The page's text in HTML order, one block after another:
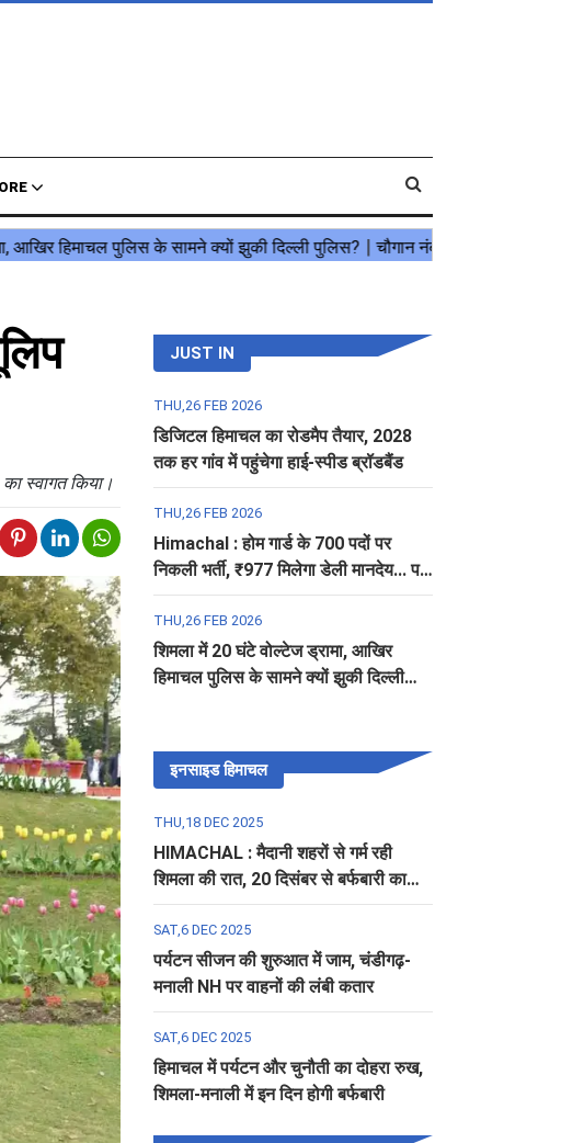
स्वागत किया।
JUST IN
THU,26 FEB 2026
डिजिटल हिमाचल का रोडमैप तैयार, 2028
तक हर गांव में पहुंचेगा हाई-स्पीड ब्रॉडबैंड
THU,26 FEB 2026
Himachal : होम गार्ड के 700 पदों पर
निकली भर्ती, ₹977 मिलेगा डेली मानदेय... पढ़ें
पूरी डिटेल
THU,26 FEB 2026
शिमला में 20 घंटे वोल्टेज ड्रामा, आखिर
हिमाचल पुलिस के सामने क्यों झुकी दिल्ली
इनसाइड हिमाचल
THU,18 DEC 2025
HIMACHAL : मैदानी शहरों से गर्म रही
शिमला की रात, 20 दिसंबर से बर्फबारी का
अलर्ट
SAT,6 DEC 2025
पर्यटन सीजन की शुरुआत में जाम, चंडीगढ़-
मनाली NH पर वाहनों की लंबी कतार
SAT,6 DEC 2025
हिमाचल में पर्यटन और चुनौती का दोहरा रुख,
शिमला-मनाली में इन दिन होगी बर्फबारी